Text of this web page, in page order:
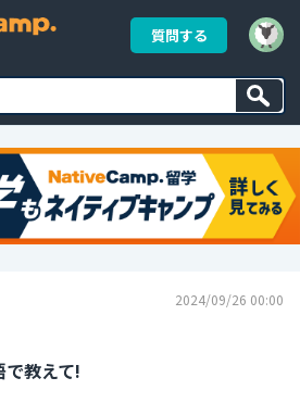
質問する
2024/09/26 00:00
教えて!